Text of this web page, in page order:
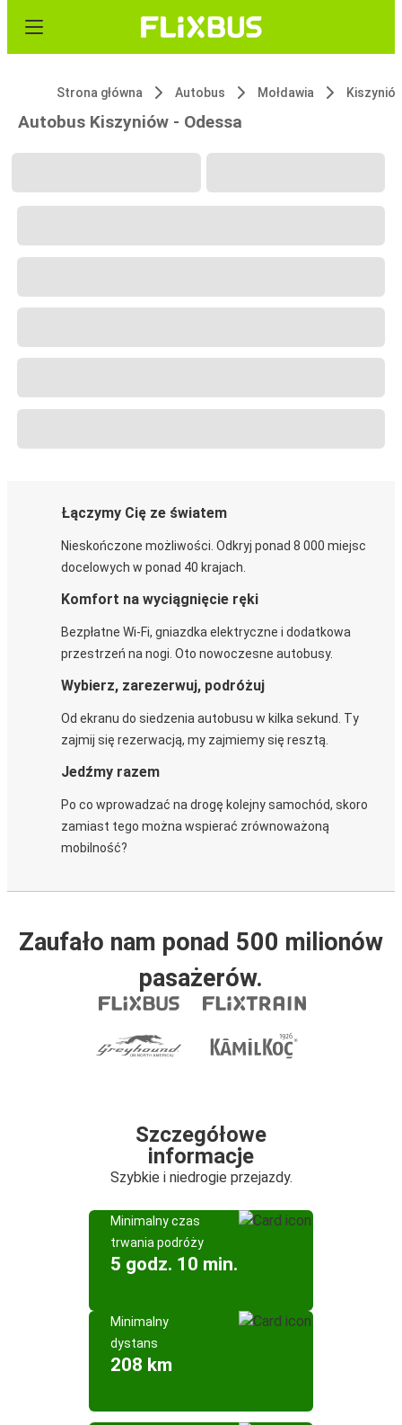
Strona główna Autobus Mołdawia
Autobus Kiszyniów - Odessa
Łączymy Cię ze światem
Nieskończone możliwości. Odkryj ponad 8 000 miejsc
docelowych w ponad 40 krajach.
Komfort na wyciągnięcie ręki
Bezpłatne Wi-Fi, gniazdka elektryczne i dodatkowa
przestrzeń na nogi. Oto nowoczesne autobusy.
Wybierz, zarezerwuj, podróżuj
Od ekranu do siedzenia autobusu w kilka sekund. Ty
zajmij się rezerwacją, my zajmiemy się resztą.
Jedźmy razem
Po co wprowadzać na drogę kolejny samochód, skoro
zamiast tego można wspierać zrównoważoną
mobilność?
Zaufało nam ponad 500 milionów
pasażerów.
Szczegółowe
informacje
Szybkie i niedrogie przejazdy.
Minimalny czas
trwania podróży
5 godz. 10 min.
Minimalny
dystans
208 km